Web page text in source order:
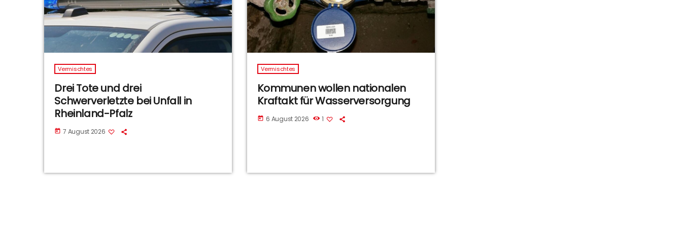
Vermischtes
Drei Tote und drei
Schwerverletzte bei Unfall in
Rheinland-Pfalz
today 7 August 2026
Vermischtes
Kommunen wollen nationalen
Kraftakt für Wasserversorgung
today 6 August 2026 1